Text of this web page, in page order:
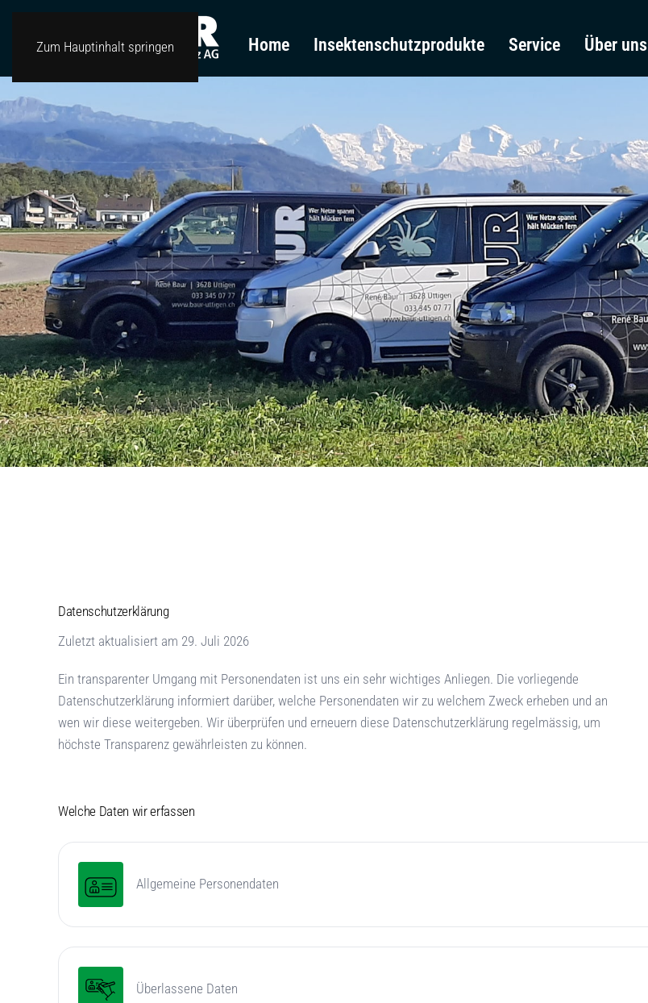
Zum Hauptinhalt springen Home Insektenschutzprodukte Service Über uns
Datenschutzerklärung
Zuletzt aktualisiert am 29. Juli 2026
Ein transparenter Umgang mit Personendaten ist uns ein sehr wichtiges Anliegen. Die vorliegende
Datenschutzerklärung informiert darüber, welche Personendaten wir zu welchem Zweck erheben und an
wen wir diese weitergeben. Wir überprüfen und erneuern diese Datenschutzerklärung regelmässig, um
höchste Transparenz gewährleisten zu können.
Welche Daten wir erfassen
Allgemeine Personendaten
Überlassene Daten